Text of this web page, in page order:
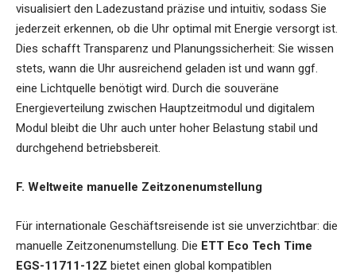
visualisiert den Ladezustand präzise und intuitiv, sodass Sie
jederzeit erkennen, ob die Uhr optimal mit Energie versorgt ist.
Dies schafft Transparenz und Planungssicherheit: Sie wissen
stets, wann die Uhr ausreichend geladen ist und wann ggf.
eine Lichtquelle benötigt wird. Durch die souveräne
Energieverteilung zwischen Hauptzeitmodul und digitalem
Modul bleibt die Uhr auch unter hoher Belastung stabil und
durchgehend betriebsbereit.
F. Weltweite manuelle Zeitzonenumstellung
Für internationale Geschäftsreisende ist sie unverzichtbar: die
manuelle Zeitzonenumstellung. Die ETT Eco Tech Time
EGS-11711-12Z bietet einen global kompatiblen